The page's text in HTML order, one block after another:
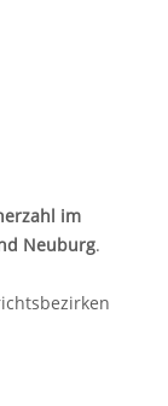
im
Neuburg.